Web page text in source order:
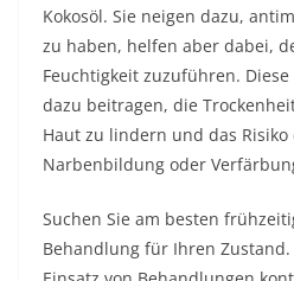
Kokosöl. Sie neigen dazu,
zu haben, helfen aber dabei,
Feuchtigkeit zuzuführen.
dazu beitragen, die
Haut zu lindern und das
Narbenbildung oder
Suchen Sie am besten
Behandlung für Ihren